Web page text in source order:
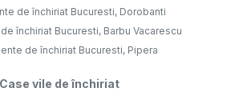
de închiriat Bucuresti, Dorobanti
închiriat Bucuresti, Barbu Vacarescu
de închiriat Bucuresti, Pipera
Case vile de închiriat